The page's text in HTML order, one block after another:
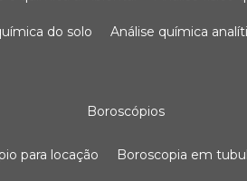
do solo análise química
boroscópios
para locação boroscopia em